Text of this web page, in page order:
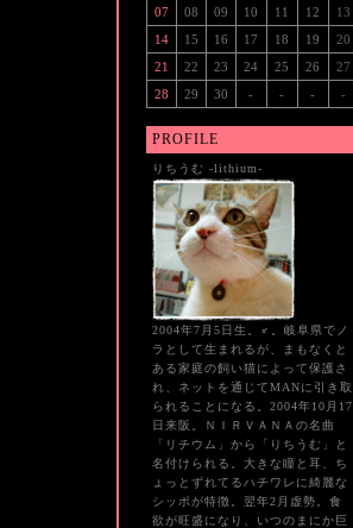
07
08 09 10 11 12
13
14
15 16 17 18 19
20
21
22 23 24 25 26
27
28
29 30 - - - -
PROFILE
りちうむ -lithium-
2004年7月5日生。♂。岐阜県でノ
ラとして生まれるが、まもなくと
ある家庭の飼い猫によって保護さ
れ、ネットを通じてMANに引き取
られることになる。2004年10月17
日来阪。ＮＩＲＶＡＮＡの名曲
「リチウム」から「りちうむ」と
名付けられる。大きな瞳と耳、ち
ょっとずれてるハチワレに綺麗な
シッポが特徴。翌年2月虚勢。食
欲が旺盛になり、いつのまにか巨